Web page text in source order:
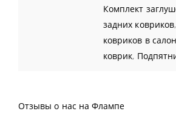
Комплект
задних ковриков,
ковриков в салон
коврик,
Отзывы о нас на Флампе